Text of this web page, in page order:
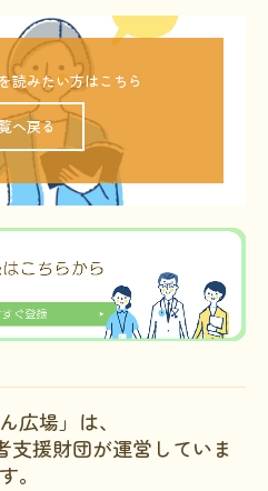
読みたい方はこちら
へ戻る
広場」は、
支援財団が運営していま
す。